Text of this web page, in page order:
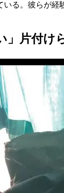
る。彼らが経
」片付け